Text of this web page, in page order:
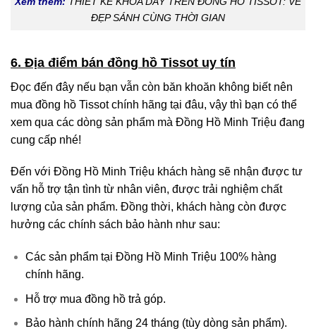
ĐẸP SÁNH CÙNG THỜI GIAN
6. Địa điểm bán đồng hồ Tissot uy tín
Đọc đến đây nếu bạn vẫn còn băn khoăn không biết nên
mua đồng hồ Tissot chính hãng tại đâu, vậy thì bạn có thể
xem qua các dòng sản phẩm mà Đồng Hồ Minh Triệu đang
cung cấp nhé!
Đến với Đồng Hồ Minh Triệu khách hàng sẽ nhận được tư
vấn hỗ trợ tận tình từ nhân viên, được trải nghiệm chất
lượng của sản phẩm. Đồng thời, khách hàng còn được
hưởng các chính sách bảo hành như sau:
Các sản phẩm tại Đồng Hồ Minh Triệu 100% hàng
chính hãng.
Hỗ trợ mua đồng hồ trả góp.
Bảo hành chính hãng 24 tháng (tùy dòng sản phẩm).